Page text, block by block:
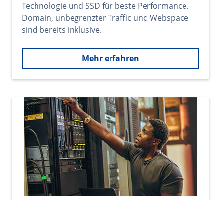
Technologie und SSD für beste Performance.
Domain, unbegrenzter Traffic und Webspace
sind bereits inklusive.
Mehr erfahren